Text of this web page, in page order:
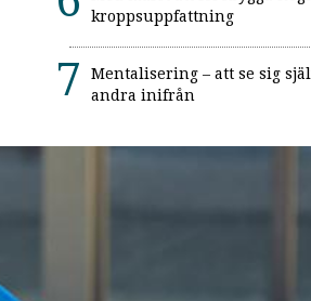
kroppsuppfattning
Mentalisering – att se sig
andra inifrån